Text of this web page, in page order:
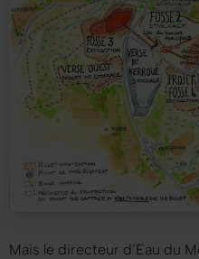
Mais le directeur d’Eau du